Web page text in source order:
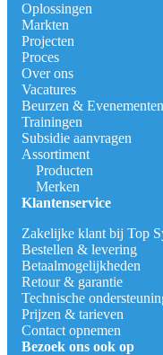
Oplossingen
Markten
Projecten
Proces
Over ons
Vacatures
Beurzen & Evenementen
Trainingen
Subsidie aanvragen
Assortiment
Producten
Merken
Klantenservice
Zakelijke klant bij Top
Bestellen & levering
Betaalmogelijkheden
Retour & garantie
Technische
Prijzen & tarieven
Contact opnemen
Bezoek ons ook op